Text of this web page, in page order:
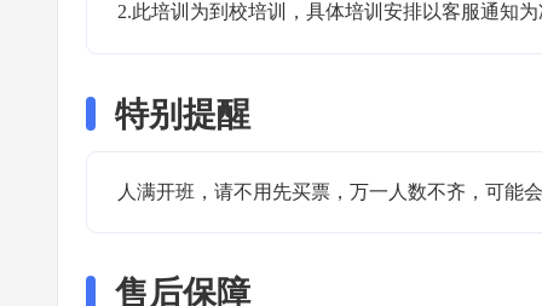
2.此培训为到校培训，具体培训安排以客服通知
特别提醒
人满开班，请不用先买票，万一人数不齐，可能
售后保障